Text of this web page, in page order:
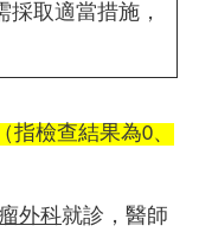
取適當措施，
（指檢查結果為0、
外科就診，醫師